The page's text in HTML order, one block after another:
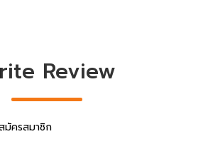
Review
มัครสมาชิก